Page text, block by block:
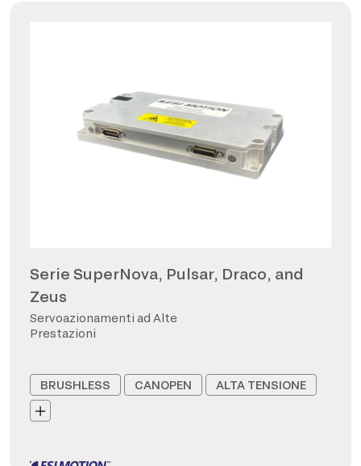
Serie SuperNova, Pulsar, Draco, and
Zeus
Servoazionamenti ad Alte
Prestazioni
BRUSHLESS CANOPEN ALTA TENSIONE